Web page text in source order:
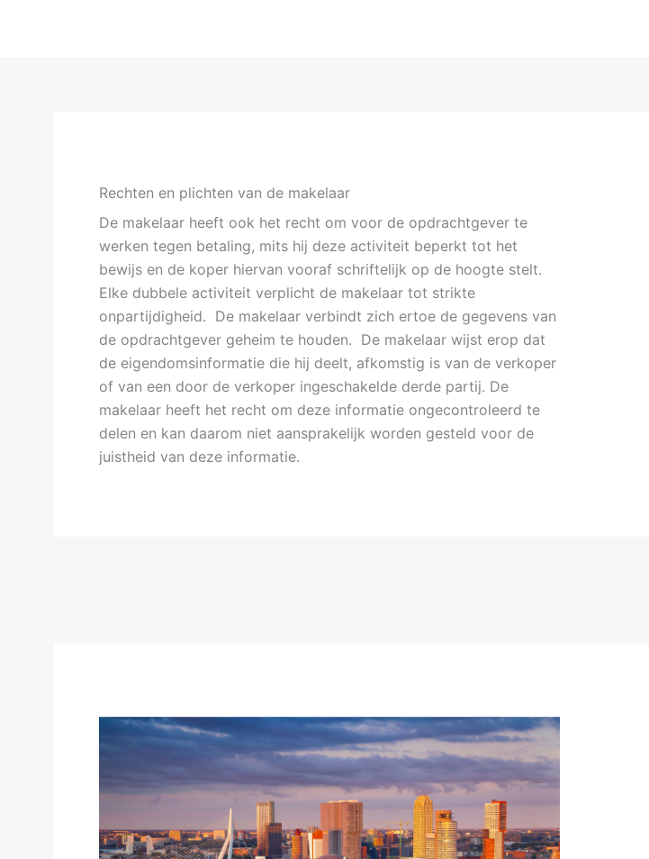
Rechten en plichten van de makelaar
De makelaar heeft ook het recht om voor de opdrachtgever te
werken tegen betaling, mits hij deze activiteit beperkt tot het
bewijs en de koper hiervan vooraf schriftelijk op de hoogte stelt.
Elke dubbele activiteit verplicht de makelaar tot strikte
onpartijdigheid. De makelaar verbindt zich ertoe de gegevens van
de opdrachtgever geheim te houden. De makelaar wijst erop dat
de eigendomsinformatie die hij deelt, afkomstig is van de verkoper
of van een door de verkoper ingeschakelde derde partij. De
makelaar heeft het recht om deze informatie ongecontroleerd te
delen en kan daarom niet aansprakelijk worden gesteld voor de
juistheid van deze informatie.